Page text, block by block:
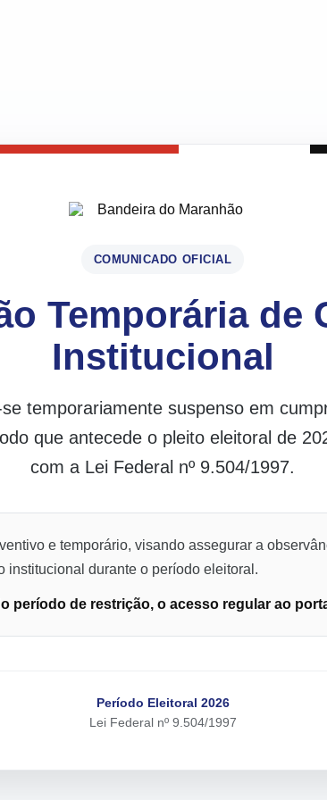
COMUNICADO OFICIAL
Temporária de
Institucional
temporariamente suspenso em
que antecede o pleito eleitoral de
com a Lei Federal nº 9.504/1997.
e temporário, visando assegurar a
institucional durante o período eleitoral.
período de restrição, o acesso regular ao
Período Eleitoral 2026
Lei Federal nº 9.504/1997